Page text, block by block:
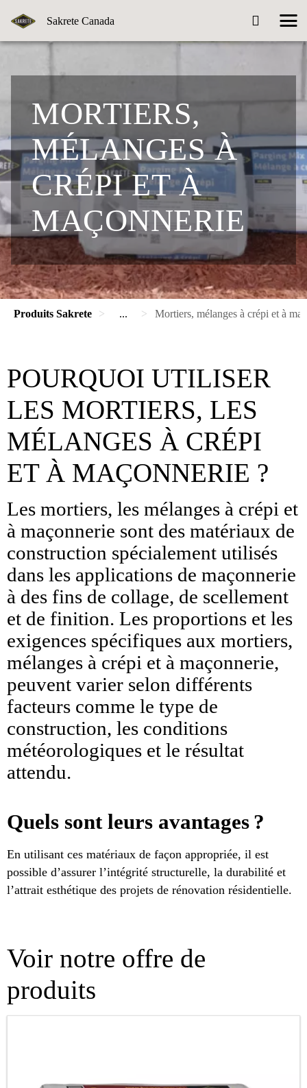
Sakrete Canada
MORTIERS,
MÉLANGES À
CRÉPI ET À
MAÇONNERIE
Produits Sakrete ... Mortiers, mélanges à crépi et à
POURQUOI UTILISER
LES MORTIERS, LES
MÉLANGES À CRÉPI
ET À MAÇONNERIE ?
Les mortiers, les mélanges à crépi et
à maçonnerie sont des matériaux de
construction spécialement utilisés
dans les applications de maçonnerie
à des fins de collage, de scellement
et de finition. Les proportions et les
exigences spécifiques aux mortiers,
mélanges à crépi et à maçonnerie,
peuvent varier selon différents
facteurs comme le type de
construction, les conditions
météorologiques et le résultat
attendu.
Quels sont leurs avantages ?
En utilisant ces matériaux de façon appropriée, il est
possible d’assurer l’intégrité structurelle, la durabilité et
l’attrait esthétique des projets de rénovation résidentielle.
Voir notre offre de
produits